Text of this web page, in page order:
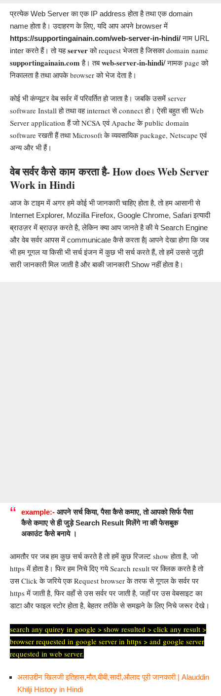
प्रत्‍येक Web Server का एक IP address होता है तथा एक domain
name होता है। उदाहरण के लिए, यदि आप अपने browser में
https://supportingainain.com/web-server-in-hindi/नाम URL
inter करते हैं।तो यहserverको request भेजता है जिसका domain name
supportingainain.com है। तबweb-server-in-hindi/नामक page को
निकालता है तथा आपके browser को भेज देता है।
कोई भी कंप्यूटर वेब सर्वर में परिवर्तित हो जाता है। जबकि उसमें server
software Install हो तथा वह internet से connect हो। ऐसी बहुत सी Web
Server application हैं जो NCSA एवं Apache के public domain
software रखती हैं तथा Microsoft के व्‍यवसायिक package, Netscape एवं
अन्‍य और भी हैं।
वेब सर्वर कैसेकामकरता है- How does Web Server
Work inHindi
आज के टाइम में अगर हमे कोई भी जानकारी चाहिए होता है, तो हम आसानी से
Internet Explorer, Mozilla Firefox, Google Chrome, Safari इत्यादी
ब्राउज़र में ब्राउज़ करते है, लेकिन क्या आप जानते है की ये Search Engine
और वेब सर्वर आपस में communicate कैसे करता है| आपने देखा होगा कि जब
भी हम गूगल या किसी भी सर्च इंजन में कुछ भी सर्च करते हैं, तो हमें उससे जुड़ी
सारी जानकारी मिल जाती है और बाकी जानकारी Show नहीं होता है।
example:- आपने सर्च किया, पैसा कैसे कमाए, तो आपको सिर्फ पैसा
कैसे कमाए से ही जुड़े Search Result मिलेंगे ना की फेसबुक
अकाउंट कैसे बनाये ।
आमतौर पर जब हम कुछ सर्च करते है तो हमें कुछ रिजल्ट show होता है, जो
https में होता है। फिर हम निचे दिए गये Search result पर क्लिक करते है तो
उस Click के जरिये एक Request browser के तरफ से गूगल के सर्वर पर
https में जाती है, फिर वहाँ से उस सर्वर पर जाती है, जहाँ पर उस वेबसाइट का
डाटा और फाइल स्टोर होता है, बेहतर तरीके से समझने के लिए निचे जरूर देखे।
search any quirey in google > show resulted > click any result >
browser requested in google server in https > and google server
requested in web server.
अलाउद्दीन खिलजी इतिहास,मौत,बीबी,सादी,औलाद पूरी जानकारी | Alauddin
Khilji History in Hindi